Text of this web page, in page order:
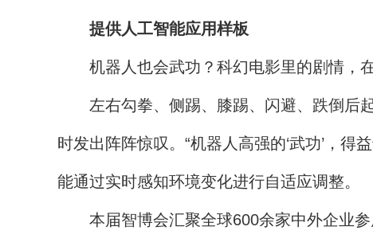
提供人工智能应用样板
机器人也会武功？科幻电影里的剧情，在
左右勾拳、侧踢、膝踢、闪避、跌倒后
时发出阵阵惊叹。“机器人高强的‘武功’，
能通过实时感知环境变化进行自适应调整。
本届智博会汇聚全球600余家中外企业参